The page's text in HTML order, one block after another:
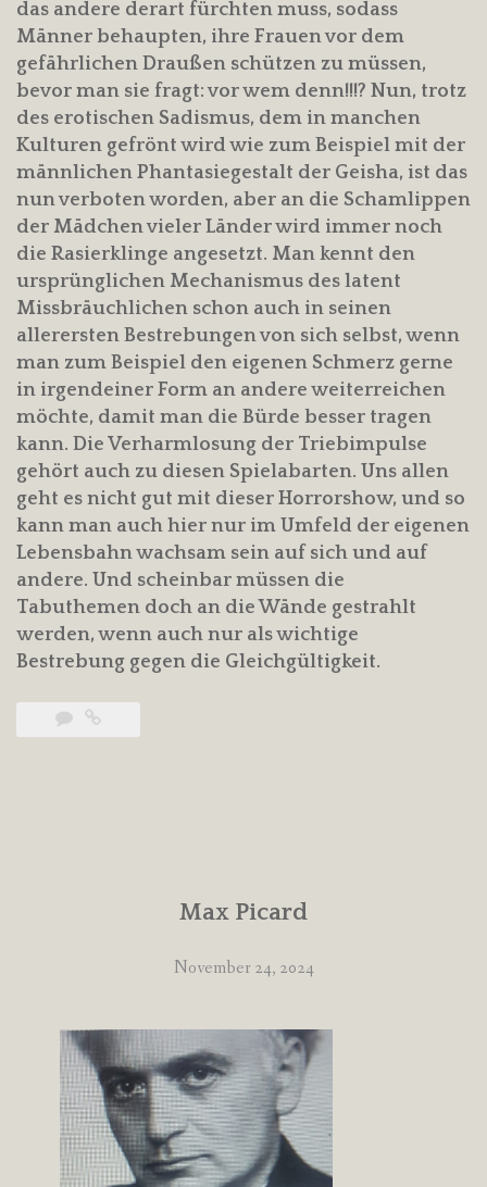
das andere derart fürchten muss, sodass
Männer behaupten, ihre Frauen vor dem
gefährlichen Draußen schützen zu müssen,
bevor man sie fragt: vor wem denn!!!? Nun, trotz
des erotischen Sadismus, dem in manchen
Kulturen gefrönt wird wie zum Beispiel mit der
männlichen Phantasiegestalt der Geisha, ist das
nun verboten worden, aber an die Schamlippen
der Mädchen vieler Länder wird immer noch
die Rasierklinge angesetzt. Man kennt den
ursprünglichen Mechanismus des latent
Missbräuchlichen schon auch in seinen
allerersten Bestrebungen von sich selbst, wenn
man zum Beispiel den eigenen Schmerz gerne
in irgendeiner Form an andere weiterreichen
möchte, damit man die Bürde besser tragen
kann. Die Verharmlosung der Triebimpulse
gehört auch zu diesen Spielabarten. Uns allen
geht es nicht gut mit dieser Horrorshow, und so
kann man auch hier nur im Umfeld der eigenen
Lebensbahn wachsam sein auf sich und auf
andere. Und scheinbar müssen die
Tabuthemen doch an die Wände gestrahlt
werden, wenn auch nur als wichtige
Bestrebung gegen die Gleichgültigkeit.
Max Picard
November 24, 2024